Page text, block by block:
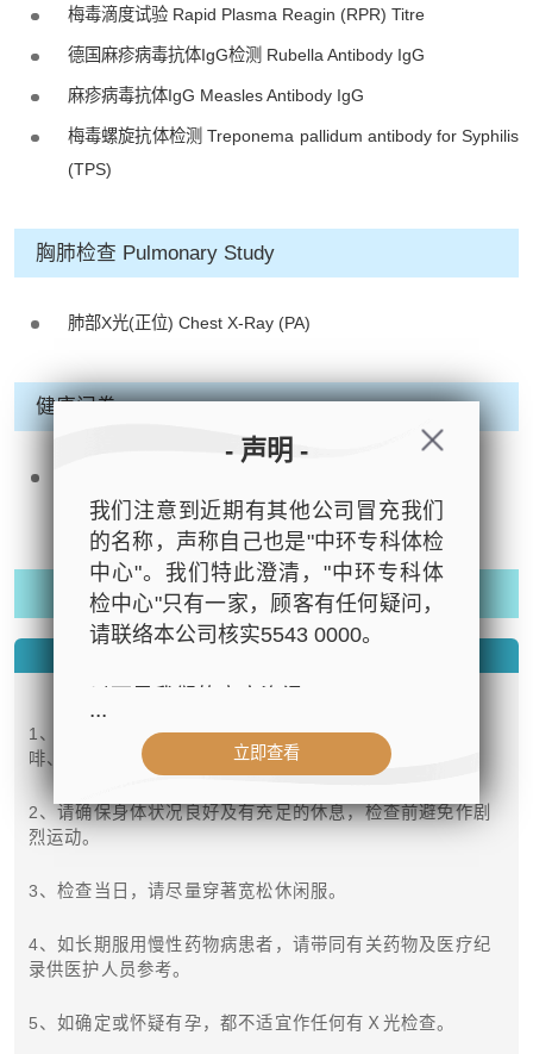
梅毒滴度试验 Rapid Plasma Reagin (RPR) Titre
德国麻疹病毒抗体IgG检测 Rubella Antibody IgG
麻疹病毒抗体IgG Measles Antibody IgG
梅毒螺旋抗体检测 Treponema pallidum antibody for Syphilis
(TPS)
胸肺检查 Pulmonary Study
肺部X光(正位) Chest X-Ray (PA)
健康问卷
Completed the Medical Questionnaire
注: 请在体检前登记医健通
1、避免进食过多油腻、不易消化的食物及饮用浓茶、咖
啡、酒精饮品。
2、请确保身体状况良好及有充足的休息，检查前避免作剧
烈运动。
3、检查当日，请尽量穿著宽松休闲服。
4、如长期服用慢性药物病患者，请带同有关药物及医疗纪
录供医护人员参考。
5、如确定或怀疑有孕，都不适宜作任何有Ｘ光检查。
- 声明 -
我们注意到近期有其他公司冒充我们
的名称，声称自己也是"中环专科体检
中心"。我们特此澄清，"中环专科体
检中心"只有一家，顾客有任何疑问，
请联络本公司核实5543 0000。
- 公司名称：中环专科体检中心（The
- 地址：香港皇后大道中99号中环中
D1）
- WhatsApp：(852) 5543 0000
- 电子邮箱：
“中环专科体检中心”致力为关注健康
...
立即查看